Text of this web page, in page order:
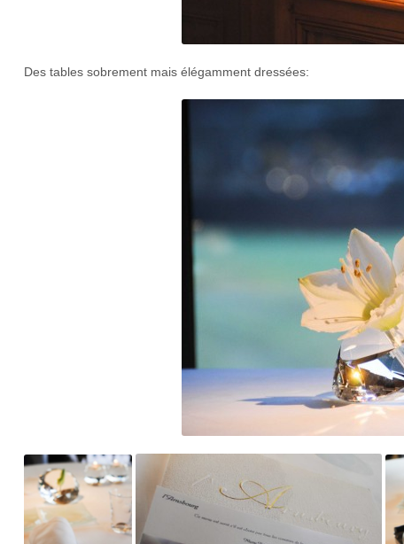
Des tables sobrement mais élégamment dressées: